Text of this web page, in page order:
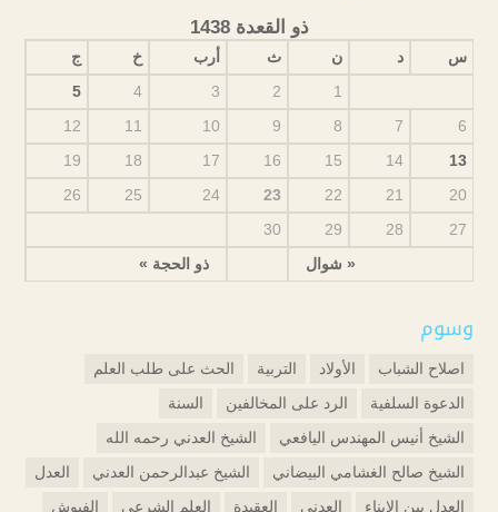
ذو القعدة 1438
س د ن ث أرب خ ج
« شوال ذو الحجة »
1
2
3
4
5
6
7
8
9
10
11
12
13
14
15
16
17
18
19
20
21
22
23
24
25
26
27
28
29
30
وسوم
اصلاح الشباب الأولاد التربية
الحث على طلب العلم
الدعوة السلفية
الرد على المخالفين
السنة
الشيخ أنيس المهندس اليافعي
الشيخ العدني رحمه الله
الشيخ صالح الغشامي البيضاني
الشيخ عبدالرحمن العدني
العدل
العدل بين الابناء
العدني العقيدة العلم الشرعي الفيوش